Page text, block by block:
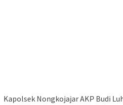
Kapolsek Nongkojajar AKP Budi